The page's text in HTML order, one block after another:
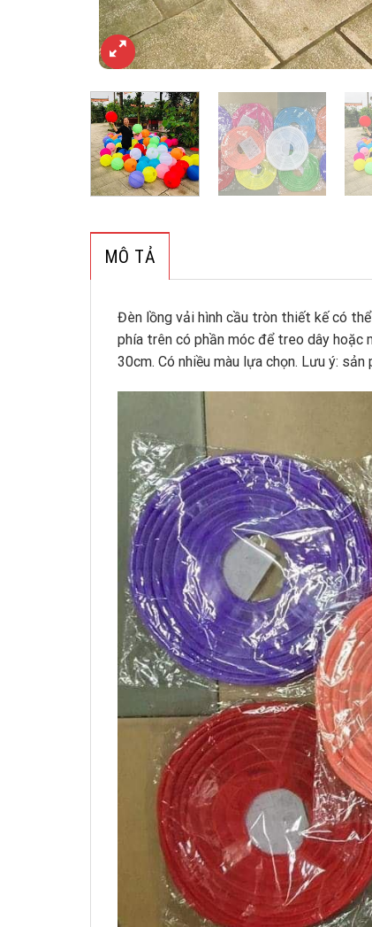
MÔ TẢ
Đèn lồng vải hình cầu tròn thiết kế có
phía trên có phần móc để treo dây hoặc
30cm. Có nhiều màu lựa chọn. Lưu ý: